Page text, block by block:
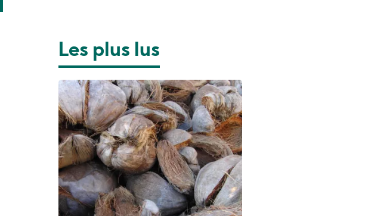
Les plus lus